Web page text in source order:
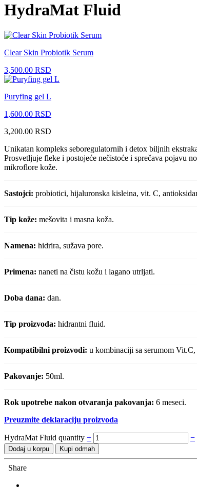
HydraMat Fluid
Clear Skin Probiotik Serum
3,500.00 RSD
Puryfing gel L
1,600.00 RSD
3,200.00 RSD
Unikatan kompleks seboregulatornih i detox biljnih
Prosvetljuje fleke i postojeće nečistoće i sprečava pojavu
mikroflore kože.
Sastojci: probiotici, hijaluronska kisleina, vit. C,
Tip kože: mešovita i masna koža.
Namena: hidrira, sužava pore.
Primena: naneti na čistu kožu i lagano utrljati.
Doba dana: dan.
Tip proizvoda: hidrantni fluid.
Kompatibilni proizvodi: u kombinaciji sa serumom
Pakovanje: 50ml.
Rok upotrebe nakon otvaranja pakovanja: 6 meseci.
Preuzmite deklaraciju proizvoda
HydraMat Fluid quantity + −
Dodaj u korpu Kupi odmah
Share